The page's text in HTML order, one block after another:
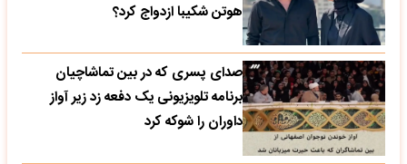
هوتن شکیبا ازدواج کرد؟
صدای پسری که در بین تماشاچیان
برنامه تلویزیونی یک دفعه زد زیر آواز
داوران را شوکه کرد